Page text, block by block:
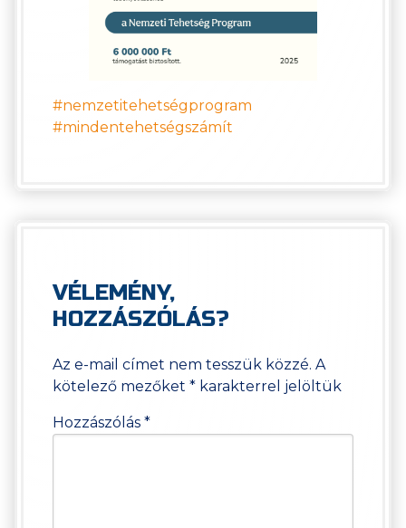
#nemzetitehetségprogram
#mindentehetségszámít
VÉLEMÉNY,
HOZZÁSZÓLÁS?
Az e-mail címet nem tesszük közzé. A
kötelező mezőket * karakterrel jelöltük
Hozzászólás *